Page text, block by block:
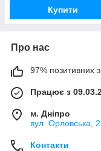
Купити
Про нас
97% позитивних з
Працює з
м. Дніпро
вул. Орловська,
Контакти